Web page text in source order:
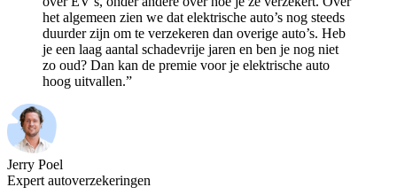
het algemeen zien we dat elektrische auto’s nog steeds
duurder zijn om te verzekeren dan overige auto’s. Heb
je een laag aantal schadevrije jaren en ben je nog niet
zo oud? Dan kan de premie voor je elektrische auto
hoog uitvallen.”
Jerry Poel
Expert autoverzekeringen